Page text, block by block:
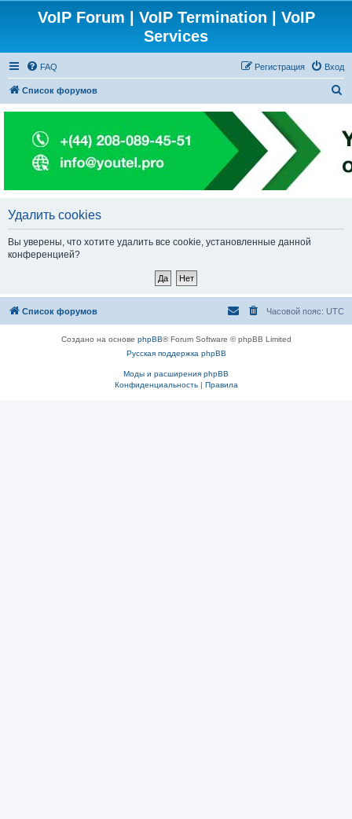
VoIP Forum | VoIP Termination | VoIP
Services
FAQ Вход
Регистрация
Список форумов
с
к
Удалить cookies
Вы уверены, что хотите удалить все cookie, установленные данной
конференцией?
Список форумов Часовой пояс: UTC
Создано на основе phpBB® Forum Software © phpBB Limited
Русская поддержка phpBB
Моды и расширения phpBB
Конфиденциальность| Правила